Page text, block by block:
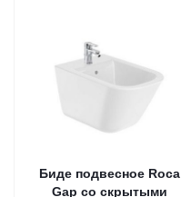
Биде подвесное Roca
Gap со скрытыми